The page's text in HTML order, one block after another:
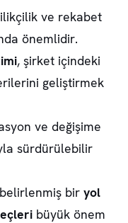
ve rekabet
önemlidir.
, şirket içindeki
geliştirmek
ve değişime
sürdürülebilir
bir yol
büyük önem